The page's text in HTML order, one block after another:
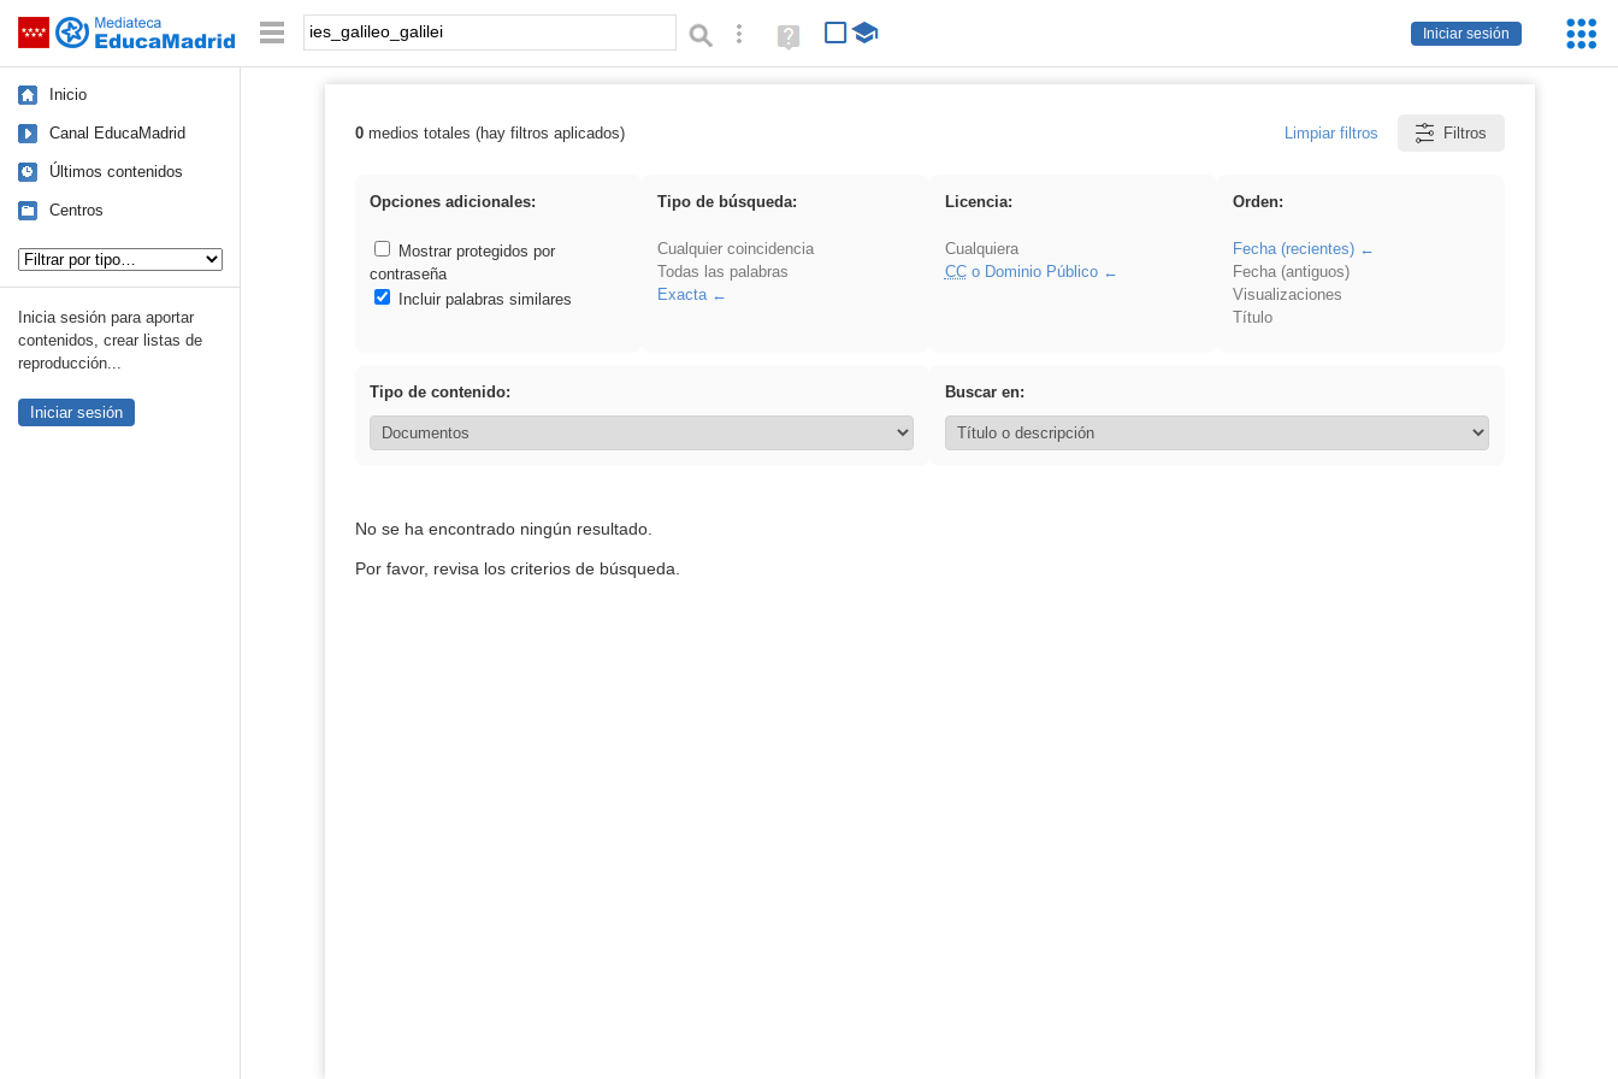
Saltar navegación
Iniciar sesión
Palabra o frase: Búsqueda avanzada
Ayuda
(en
Inicio
Canal EducaMadrid
Últimos contenidos
Centros
Inicia sesión para aportar
contenidos, crear listas de
reproducción...
Iniciar sesión
Resultados de: ies_galileo_galilei
0medios totales (hay filtros aplicados) Limpiar filtros Filtros
Opciones adicionales:
Mostrar protegidos por
contraseña
Incluir palabras similares
Tipo de búsqueda:
Cualquier coincidencia
Todas las palabras
Exacta
Licencia:
Cualquiera
CCo Dominio Público
Orden:
Fecha (recientes)
Fecha (antiguos)
Visualizaciones
Título
Tipo de contenido: Buscar en:
No se ha encontrado ningún resultado.
Por favor, revisa los criterios de búsqueda.